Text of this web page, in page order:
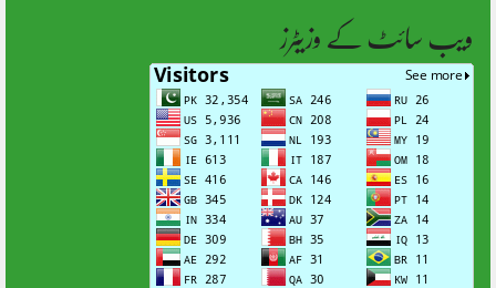
ویب سائٹ کے وزیٹرز